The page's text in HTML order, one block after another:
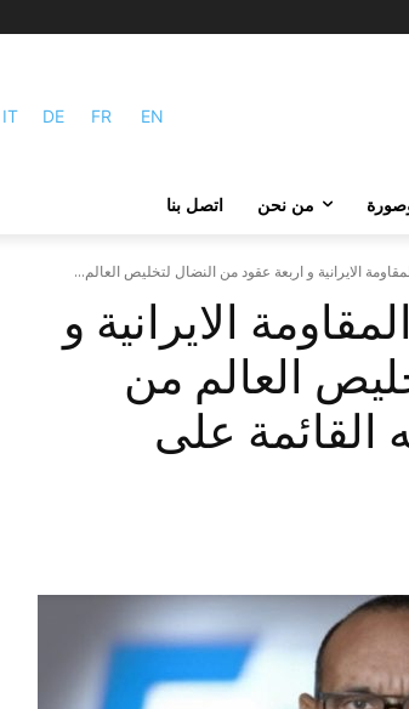
IT DE FR EN
من نحن اتصل بنا
الايرانية و اربعة عقود من النضال لتخليص العالم...
الايرانية و
العالم من
القائمة على